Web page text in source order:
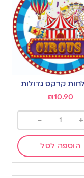
₪10.90
+
-
הוספה לסל